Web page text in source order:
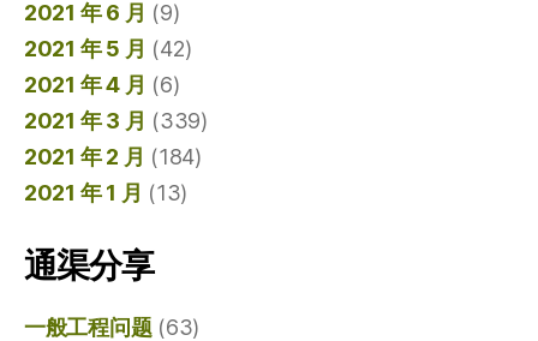
2021 年 6 月 (9)
2021 年 5 月 (42)
2021 年 4 月 (6)
2021 年 3 月 (339)
2021 年 2 月 (184)
2021 年 1 月 (13)
通渠分享
一般工程问题(63)